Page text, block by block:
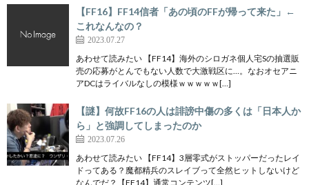
【FF16】FF14信者「あの頃のFFが帰って来た」←
これなんなの？
2023.07.27
あわせて読みたい 【FF14】海外のシロガネ個人宅Sの抽選販
売の応募がとんでもない人数で大激戦区に…。なおオセアニ
アDCはライバルなしの模様ｗｗｗｗｗ[…]
【謎】何故FF16の人は誹謗中傷の多くは「日本人か
ら」と強調してしまったのか
2023.07.26
あわせて読みたい 【FF14】3層零式がストッパーだったレイ
ドってある？魔都精兵のスレイブって全然ヒットしないけど
なんでだ？【FF14】通常コンテンツ[…]